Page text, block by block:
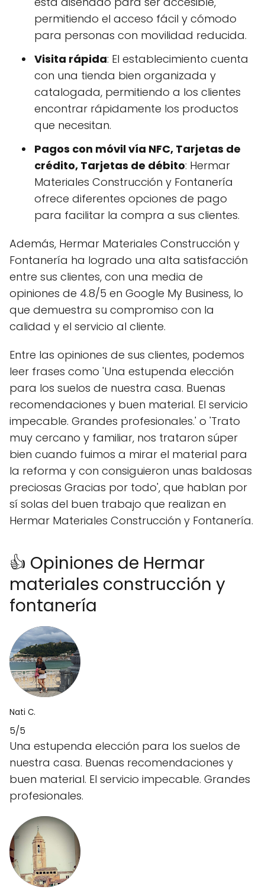
permitiendo el acceso fácil y cómodo
para personas con movilidad reducida.
Visita rápida: El establecimiento cuenta
con una tienda bien organizada y
catalogada, permitiendo a los clientes
encontrar rápidamente los productos
que necesitan.
Pagos con móvil vía NFC, Tarjetas de
crédito, Tarjetas de débito: Hermar
Materiales Construcción y Fontanería
ofrece diferentes opciones de pago
para facilitar la compra a sus clientes.
Además, Hermar Materiales Construcción y
Fontanería ha logrado una alta satisfacción
entre sus clientes, con una media de
opiniones de 4.8/5 en Google My Business, lo
que demuestra su compromiso con la
calidad y el servicio al cliente.
Entre las opiniones de sus clientes, podemos
leer frases como 'Una estupenda elección
para los suelos de nuestra casa. Buenas
recomendaciones y buen material. El servicio
impecable. Grandes profesionales.' o 'Trato
muy cercano y familiar, nos trataron súper
bien cuando fuimos a mirar el material para
la reforma y con consiguieron unas baldosas
preciosas Gracias por todo', que hablan por
sí solas del buen trabajo que realizan en
Hermar Materiales Construcción y Fontanería.
👍 Opiniones de Hermar
materiales construcción y
fontanería
Nati C.
5/5
Una estupenda elección para los suelos de
nuestra casa. Buenas recomendaciones y
buen material. El servicio impecable. Grandes
profesionales.